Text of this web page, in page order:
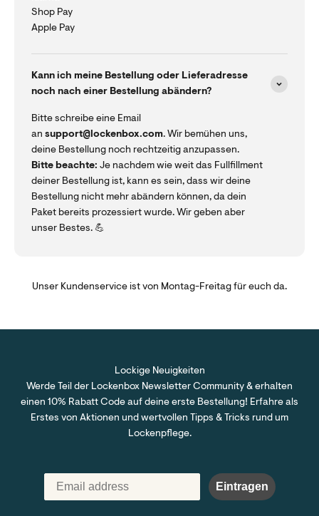
Shop Pay
Apple Pay
Kann ich meine Bestellung oder Lieferadresse
noch nach einer Bestellung abändern?
Bitte schreibe eine Email
an support@lockenbox.com. Wir bemühen uns,
deine Bestellung noch rechtzeitig anzupassen.
Bitte beachte: Je nachdem wie weit das Fullfillment
deiner Bestellung ist, kann es sein, dass wir deine
Bestellung nicht mehr abändern können, da dein
Paket bereits prozessiert wurde. Wir geben aber
unser Bestes. 💪
Unser Kundenservice ist von Montag-Freitag für euch da.
Lockige Neuigkeiten
Werde Teil der Lockenbox Newsletter Community & erhalten
einen 10% Rabatt Code auf deine erste Bestellung! Erfahre als
Erstes von Aktionen und wertvollen Tipps & Tricks rund um
Lockenpflege.
Eintragen